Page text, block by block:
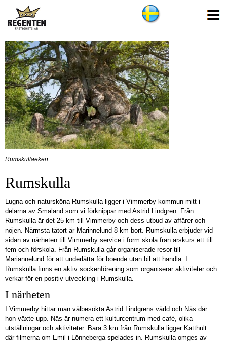
Rumskullaeken
Rumskulla
Lugna och natursköna Rumskulla ligger i Vimmerby kommun mitt i
delarna av Småland som vi förknippar med Astrid Lindgren. Från
Rumskulla är det 25 km till Vimmerby och dess utbud av affärer och
nöjen. Närmsta tätort är Marinnelund 8 km bort. Rumskulla erbjuder vid
sidan av närheten till Vimmerby service i form skola från årskurs ett till
fem och förskola. Från Rumskulla går organiserade resor till
Mariannelund för att underlätta för boende utan bil att handla. I
Rumskulla finns en aktiv sockenförening som organiserar aktiviteter och
verkar för en positiv utveckling i Rumskulla.
I närheten
I Vimmerby hittar man välbesökta Astrid Lindgrens värld och Näs där
hon växte upp. Näs är numera ett kulturcentrum med café, olika
utställningar och aktiviteter. Bara 3 km från Rumskulla ligger Katthult
där filmerna om Emil i Lönneberga spelades in. Rumskulla omges av